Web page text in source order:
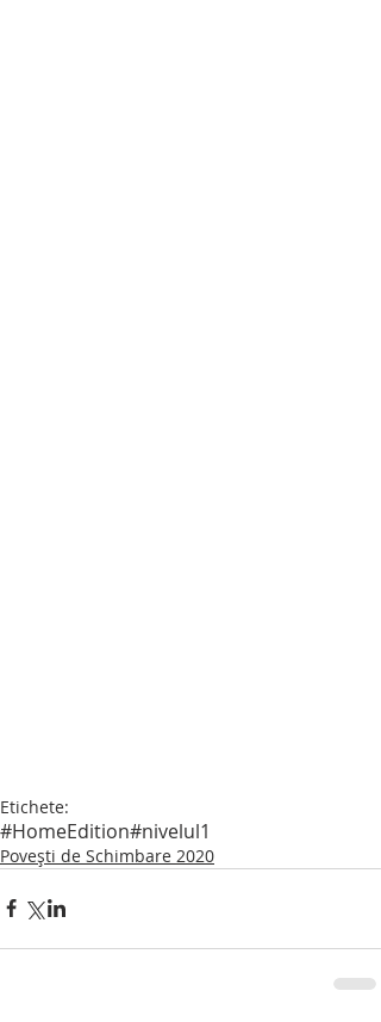
Etichete:
#HomeEdition#nivelul1
Povești de Schimbare 2020